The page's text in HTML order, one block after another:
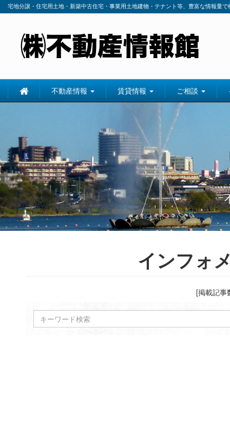
宅地分譲・住宅用土地・新築中古住宅・事業用土地建物・テナント等、豊富な情報量
不動産情報 賃貸情報 ご相談
インフォ
[掲載記